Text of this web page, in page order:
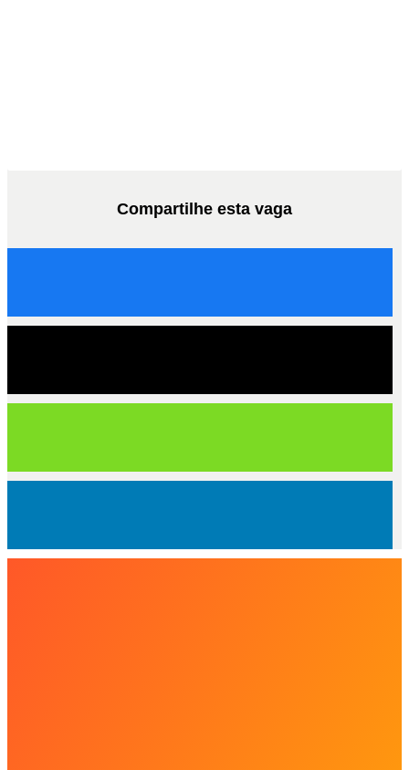
Compartilhe esta vaga